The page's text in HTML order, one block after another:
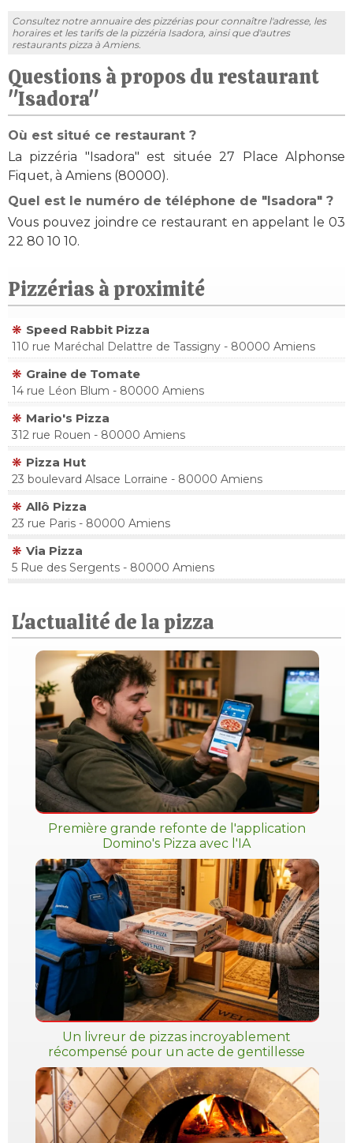
Consultez notre annuaire des pizzérias pour connaître l'adresse, les
horaires et les tarifs de la pizzéria Isadora, ainsi que d'autres
restaurants pizza à Amiens.
Questions à propos du restaurant
"Isadora"
Où est situé ce restaurant ?
La pizzéria "Isadora" est située 27 Place Alphonse
Fiquet, à Amiens (80000).
Quel est le numéro de téléphone de "Isadora" ?
Vous pouvez joindre ce restaurant en appelant le 03
22 80 10 10.
Pizzérias à proximité
Speed Rabbit Pizza
110 rue Maréchal Delattre de Tassigny - 80000 Amiens
Graine de Tomate
14 rue Léon Blum - 80000 Amiens
Mario's Pizza
312 rue Rouen - 80000 Amiens
Pizza Hut
23 boulevard Alsace Lorraine - 80000 Amiens
Allô Pizza
23 rue Paris - 80000 Amiens
Via Pizza
5 Rue des Sergents - 80000 Amiens
L'actualité de la pizza
Première grande refonte de l'application
Domino's Pizza avec l'IA
Un livreur de pizzas incroyablement
récompensé pour un acte de gentillesse